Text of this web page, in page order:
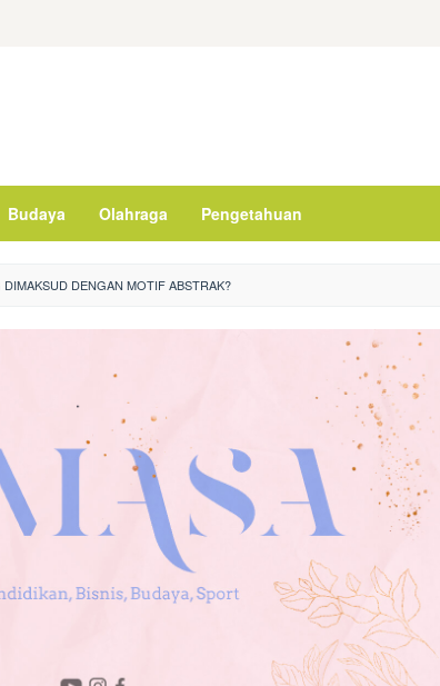
Budaya Olahraga Pengetahuan
DIMAKSUD DENGAN MOTIF ABSTRAK?